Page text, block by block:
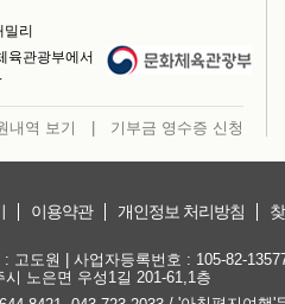
리
육관광부에서
내역 보기 기부금 영수증 신청
이용약관 개인정보 처리방침
고도원 | 사업자등록번호 : 105-82-
노은면 우성1길 201-61,1층